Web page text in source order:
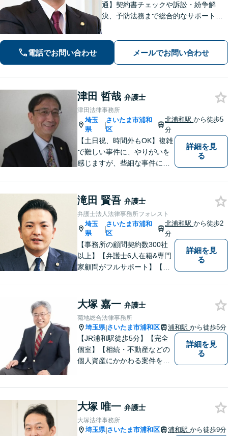
通】契約書チェックや訴訟・紛争解
決、予防法務まで総合的なサポートが
電話でお問い合わせ メールでお問い合わせ
津田 哲哉 弁護士
津田法律事務所
埼玉
県
|
さいたま市浦和
区
北浦和駅から徒歩5
分
【土日祝、時間外もOK】複雑
で難しい事件に、やりがいを
感じますが、些細な事件にも
会社経営、経理・税務などに
も詳しく、きめ細かく対応致
します。刑事事件にも力を入
れています。
詳細を見
る
滝田 賢吾 弁護士
弁護士法人法律事務所フォレスト
埼玉
県
|
さいたま市浦和
区
北浦和駅から徒歩2
分
【事務所の顧問契約数300社
以上】【弁護士6人在籍&専門
家顧問がフルサポート】【北
商取引問題などに対応しま
す。中小企業さま、個人事業
主さまからのご相談に注力
【初回面談無料】
詳細を見
る
大塚 嘉一 弁護士
菊地総合法律事務所
埼玉県|さいたま市浦和区 浦和駅 から徒歩5分
【JR浦和駅徒歩5分】【完全
個室】【相続・不動産などの
個人資産にかかわる案件を多
お気軽にご相談ください。
詳細を見
る
大塚 唯一 弁護士
大塚法律事務所
埼玉県|さいたま市浦和区 浦和駅 から徒歩9分